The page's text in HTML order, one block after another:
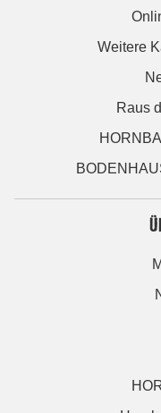
Weitere
Raus